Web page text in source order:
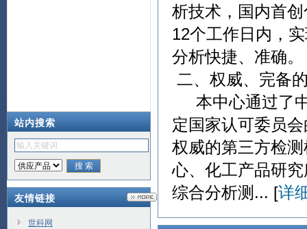
站内搜索
友情链接
世科网
析技术，国内首
12个工作日内，
分析快捷、准确。
二、权威、完备
本中心通过了中
定国家认可委员
权威的第三方检
心、化工产品研
综合分析测... [详